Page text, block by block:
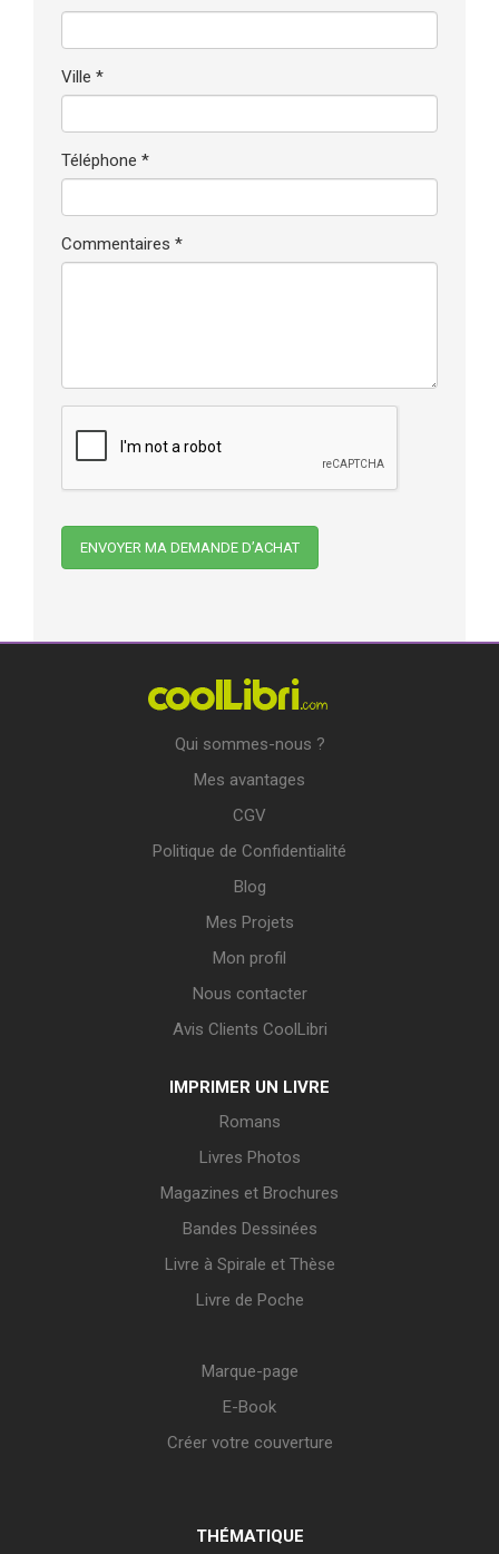
Ville *
Téléphone *
Commentaires *
Qui sommes-nous ?
Mes avantages
CGV
Politique de Confidentialité
Blog
Mes Projets
Mon profil
Nous contacter
Avis Clients CoolLibri
IMPRIMER UN LIVRE
Romans
Livres Photos
Magazines et Brochures
Bandes Dessinées
Livre à Spirale et Thèse
Livre de Poche
Marque-page
E-Book
Créer votre couverture
THÉMATIQUE